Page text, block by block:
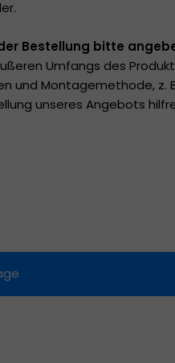
Kassetten
Bestellung bitte
Umfangs des
und Montagemethode, z.
unseres Angebots